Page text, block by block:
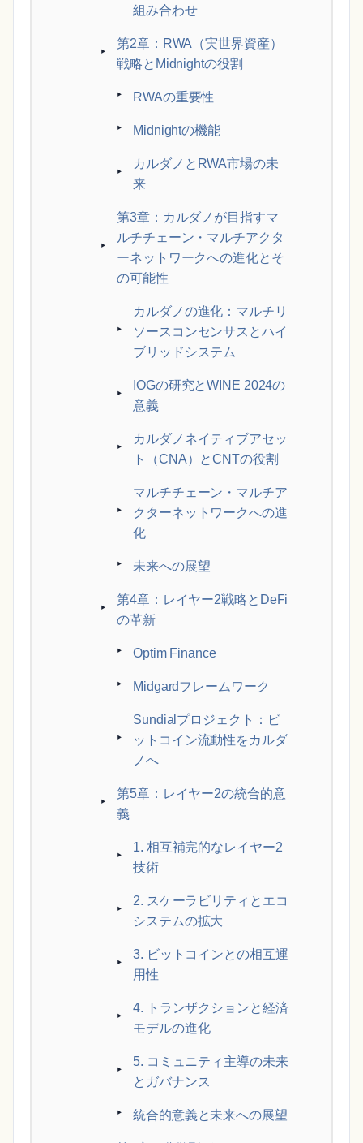
組み合わせ
第2章：RWA（実世界資産）
戦略とMidnightの役割
RWAの重要性
Midnightの機能
カルダノとRWA市場の未
来
第3章：カルダノが目指すマ
ルチチェーン・マルチアクタ
ーネットワークへの進化とそ
の可能性
カルダノの進化：マルチリ
ソースコンセンサスとハイ
ブリッドシステム
IOGの研究とWINE 2024の
意義
カルダノネイティブアセッ
ト（CNA）とCNTの役割
マルチチェーン・マルチア
クターネットワークへの進
化
未来への展望
第4章：レイヤー2戦略とDeFi
の革新
Optim Finance
Midgardフレームワーク
Sundialプロジェクト：ビ
ットコイン流動性をカルダ
ノへ
第5章：レイヤー2の統合的意
義
1. 相互補完的なレイヤー2
技術
2. スケーラビリティとエコ
システムの拡大
3. ビットコインとの相互運
用性
4. トランザクションと経済
モデルの進化
5. コミュニティ主導の未来
とガバナンス
統合的意義と未来への展望